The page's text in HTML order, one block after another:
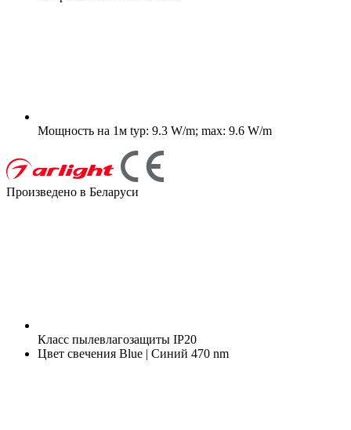
Мощность на 1м typ: 9.3 W/m; max: 9.6 W/m
Произведено в Беларуси
Класс пылевлагозащиты IP20
Цвет свечения Blue | Синий 470 nm